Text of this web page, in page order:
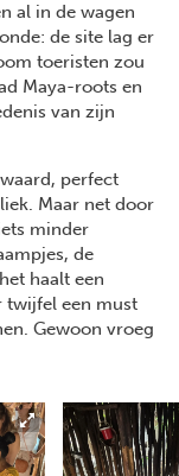
al in de wagen
de site lag er
toeristen zou
Maya-roots en
van zijn
perfect
Maar net door
minder
de
haalt een
twijfel een must
Gewoon vroeg